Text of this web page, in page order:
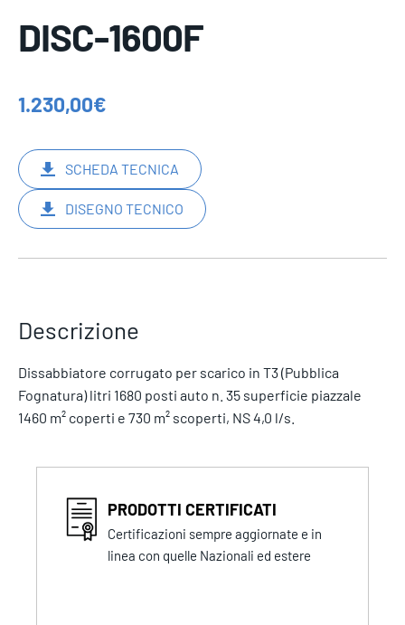
DISC-1600F
1.230,00€
SCHEDA TECNICA
DISEGNO TECNICO
Descrizione
Dissabbiatore corrugato per scarico in T3 (Pubblica
Fognatura) litri 1680 posti auto n. 35 superficie piazzale
1460 m² coperti e 730 m² scoperti, NS 4,0 l/s.
PRODOTTI CERTIFICATI
Certificazioni sempre aggiornate e in
linea con quelle Nazionali ed estere